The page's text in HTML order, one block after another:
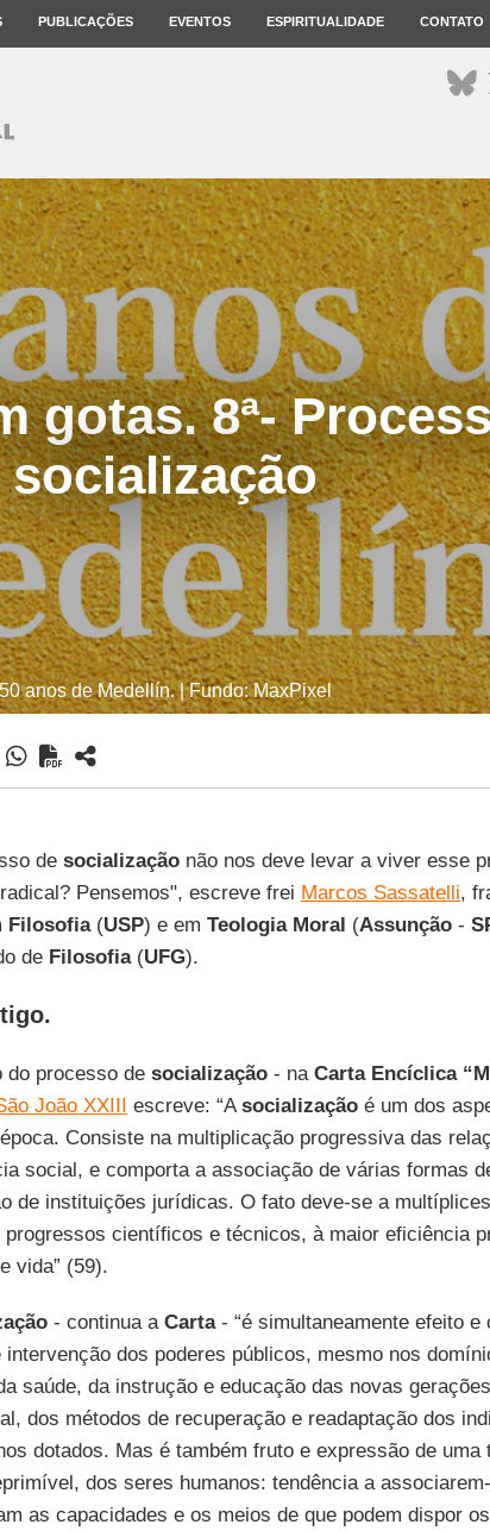
PUBLICAÇÕES EVENTOS ESPIRITUALIDADE CONTATO
gotas. 8ª-
socialização
50 anos de Medellín. | Fundo: MaxPixel
de socializaçãonão nos deve levar a viver esse
Pensemos", escreve frei Marcos Sassatelli,
Filosofia(USP) e em Teologia Moral (Assunção-
de Filosofia(UFG).
do processo de socialização- na Carta Encíclica
João XXIII escreve: “Asocializaçãoé um dos
Consiste na multiplicação progressiva das
social, e comporta a associação de várias formas
de instituições jurídicas. O fato deve-se a
progressos científicos e técnicos, à maior eficiência
vida” (59).
- continua a Carta- “é simultaneamente efeito e
intervenção dos poderes públicos, mesmo nos
saúde, da instrução e educação das novas
dos métodos de recuperação e readaptação dos
dotados. Mas é também fruto e expressão de uma
dos seres humanos: tendência a
as capacidades e os meios de que podem dispor